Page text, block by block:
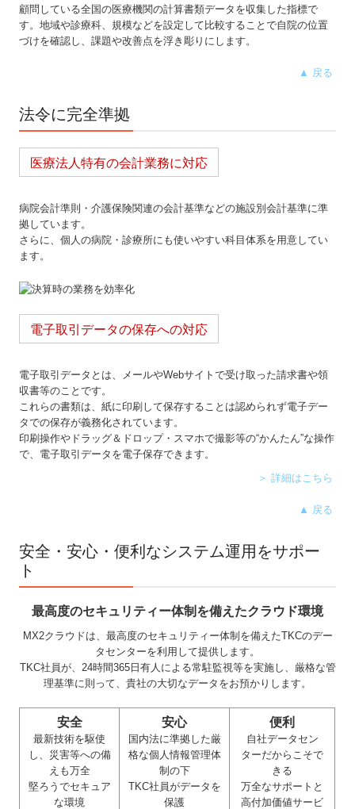
顧問している全国の医療機関の計算書類データを収集した指標で
す。地域や診療科、規模などを設定して比較することで自院の位置
づけを確認し、課題や改善点を浮き彫りにします。
▲ 戻る
法令に完全準拠
医療法人特有の会計業務に対応
病院会計準則・介護保険関連の会計基準などの施設別会計基準に準
拠しています。
さらに、個人の病院・診療所にも使いやすい科目体系を用意してい
ます。
電子取引データの保存への対応
電子取引データとは、メールやWebサイトで受け取った請求書や領
収書等のことです。
これらの書類は、紙に印刷して保存することは認められず電子デー
タでの保存が義務化されています。
印刷操作やドラッグ＆ドロップ・スマホで撮影等の“かんたん”な操作
で、電子取引データを電子保存できます。
＞ 詳細はこちら
▲ 戻る
安全・安心・便利なシステム運用をサポー
ト
最高度のセキュリティー体制を備えたクラウド環境
MX2クラウドは、最高度のセキュリティー体制を備えたTKCのデー
タセンターを利用して提供します。
TKC社員が、24時間365日有人による常駐監視等を実施し、厳格な管
理基準に則って、貴社の大切なデータをお預かりします。
安全
最新技術を駆使
し、災害等への備
えも万全
堅ろうでセキュア
な環境
安心
国内法に準拠した厳
格な個人情報管理体
制の下
TKC社員がデータを
保護
便利
自社データセン
ターだからこそで
きる
万全なサポートと
高付加価値サービ